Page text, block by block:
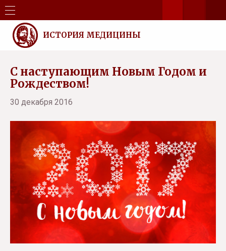
ИСТОРИЯ МЕДИЦИНЫ
С наступающим Новым Годом и
Рождеством!
30 декабря 2016